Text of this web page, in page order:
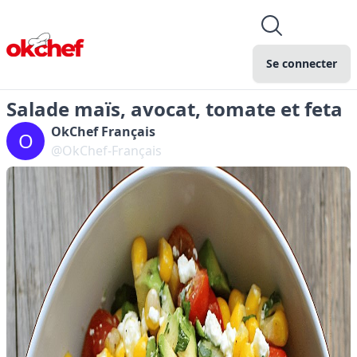
Se connecter
Salade maïs, avocat, tomate et feta
O
OkChef Français
@OkChef-Français